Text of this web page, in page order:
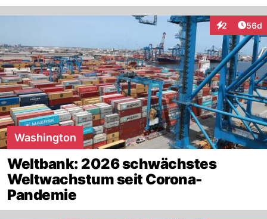
2
Interaktionen
56d
Washington
Weltbank: 2026 schwächstes
Weltwachstum seit Corona-
Pandemie